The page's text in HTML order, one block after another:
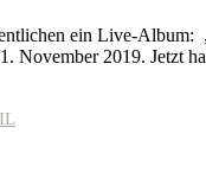
ein Live-Album:
November 2019. Jetzt